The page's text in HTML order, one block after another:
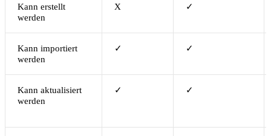
Kann erstellt
werden
X ✓
Kann importiert
werden
✓ ✓
Kann aktualisiert
werden
✓ ✓